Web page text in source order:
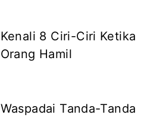
Kenali 8 Ciri-Ciri Ketika
Orang Hamil
Waspadai Tanda-Tanda